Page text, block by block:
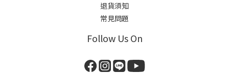
退貨須知
常見問題
Follow Us On